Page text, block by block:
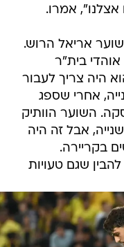
אמרו.
אריאל הרוש.
בית"ר
היה צריך לעבור
אחרי שספג
השוער הוותיק
אבל זה היה
בקריירה.
שגם טעויות